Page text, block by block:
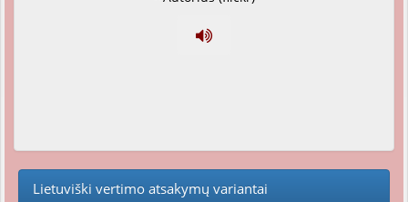
Lietuviški vertimo atsakymų variantai